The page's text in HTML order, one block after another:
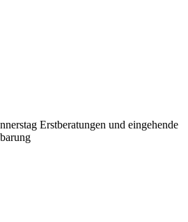
Erstberatungen und eingehende